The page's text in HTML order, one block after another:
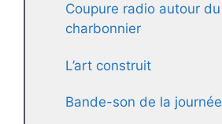
Coupure radio autour
charbonnier
L’art construit
Bande-son de la journée